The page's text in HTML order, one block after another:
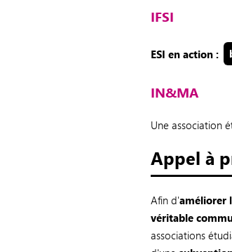
IFSI
ESI en action :
IN&MA
Une association
Appel à
Afin d'améliorer
véritable
associations